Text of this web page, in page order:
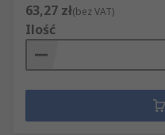
63,27 zł(bez VAT)
Ilość